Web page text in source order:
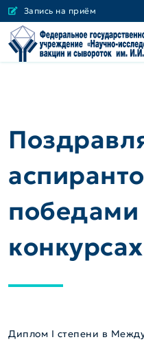
Запись на приём
победами
Диплом I степени в